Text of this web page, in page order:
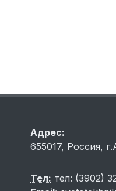
Адрес:
655017, Россия,
Тел: тел: (3902)